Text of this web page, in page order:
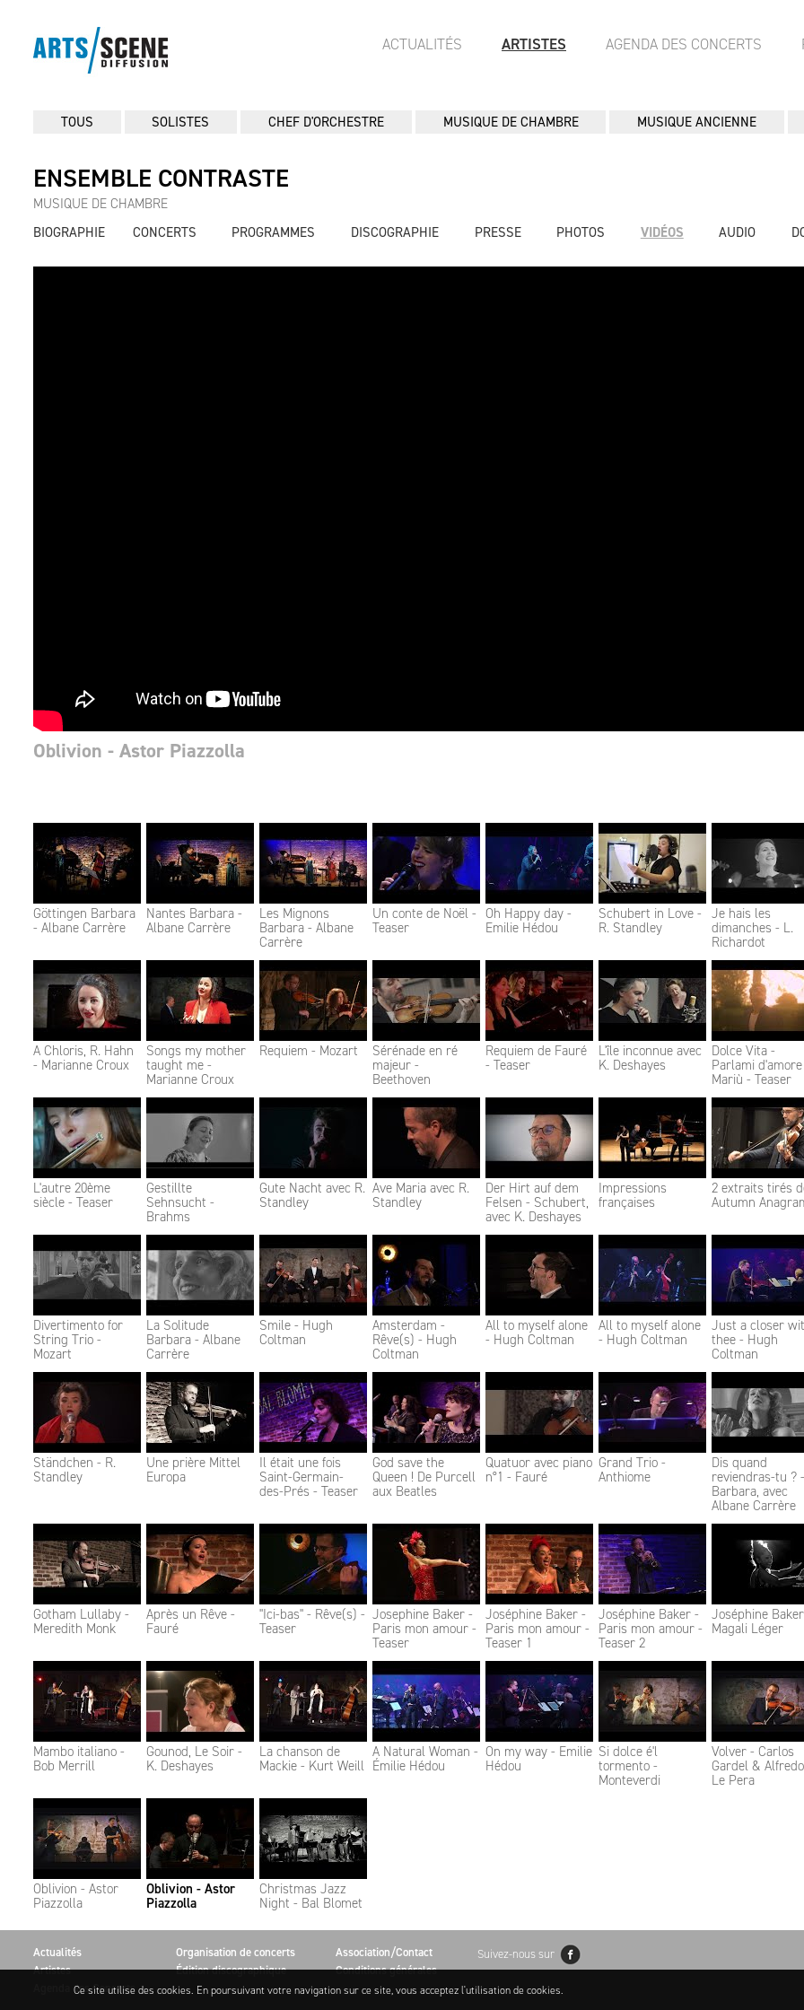
ACTUALITÉS ARTISTES AGENDA DES CONCERTS
TOUS SOLISTES CHEF D'ORCHESTRE MUSIQUE DE CHAMBRE MUSIQUE ANCIENNE
ENSEMBLE CONTRASTE
MUSIQUE DE CHAMBRE
BIOGRAPHIE
CONCERTS PROGRAMMES DISCOGRAPHIE PRESSE PHOTOS VIDÉOS AUDIO
Göttingen Barbara
- Albane Carrère
Nantes Barbara -
Albane Carrère
Les Mignons
Barbara - Albane
Carrère
Un conte de Noël -
Teaser
Oh Happy day -
Emilie Hédou
Schubert in Love -
R. Standley
Je hais les
dimanches - L.
Richardot
A Chloris, R. Hahn
- Marianne Croux
Songs my mother
taught me -
Marianne Croux
Requiem - Mozart
Sérénade en ré
majeur -
Beethoven
Requiem de Fauré
- Teaser
L'île inconnue avec
K. Deshayes
Dolce Vita -
Parlami d'amore
Mariù - Teaser
L'autre 20ème
siècle - Teaser
Gestillte
Sehnsucht -
Brahms
Gute Nacht avec R.
Standley
Ave Maria avec R.
Standley
Der Hirt auf dem
Felsen - Schubert,
avec K. Deshayes
Impressions
françaises
2 extraits tirés
Autumn
Divertimento for
String Trio -
Mozart
La Solitude
Barbara - Albane
Carrère
Smile - Hugh
Coltman
Amsterdam -
Rêve(s) - Hugh
Coltman
All to myself alone
- Hugh Coltman
All to myself alone
- Hugh Coltman
Just a closer
thee - Hugh
Coltman
Ständchen - R.
Standley
Une prière Mittel
Europa
Il était une fois
Saint-Germain-
des-Prés - Teaser
God save the
Queen ! De Purcell
aux Beatles
Quatuor avec piano
n°1 - Fauré
Grand Trio -
Anthiome
Dis quand
reviendras-tu ? -
Barbara, avec
Albane Carrère
Gotham Lullaby -
Meredith Monk
Après un Rêve -
Fauré
"Ici-bas" - Rêve(s) -
Teaser
Josephine Baker -
Paris mon amour -
Teaser
Joséphine Baker -
Paris mon amour -
Teaser 1
Joséphine Baker -
Paris mon amour -
Teaser 2
Joséphine
Magali Léger
Mambo italiano -
Bob Merrill
Gounod, Le Soir -
K. Deshayes
La chanson de
Mackie - Kurt Weill
A Natural Woman -
Émilie Hédou
On my way - Emilie
Hédou
Si dolce é'l
tormento -
Monteverdi
Volver - Carlos
Gardel & Alfredo
Le Pera
Oblivion - Astor
Piazzolla
Oblivion - Astor
Piazzolla
Christmas Jazz
Night - Bal Blomet
Oblivion - Astor Piazzolla
Actualités
Artistes
Agenda des Concerts
Organisation de concerts
Édition discographique
Association/Contact
Conditions générales
Suivez-nous sur
Ce site utilise des cookies. En poursuivant votre navigation sur ce site, vous acceptez l'utilisation de cookies.